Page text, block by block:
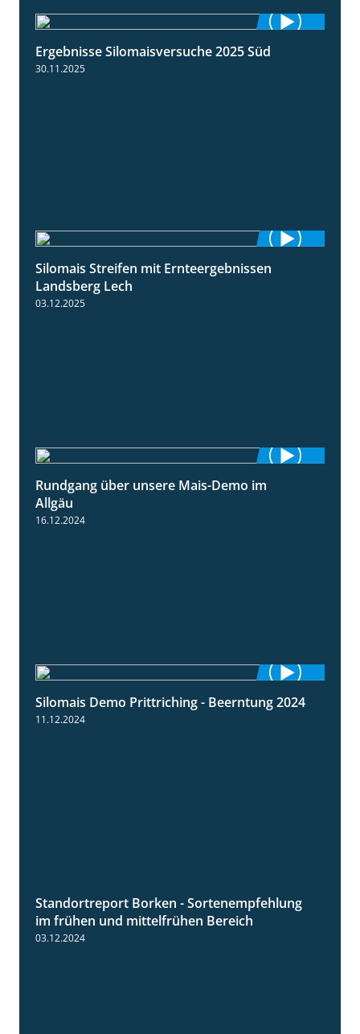
Ergebnisse Silomaisversuche 2025 Süd
30.11.2025
11:01
Silomais Streifen mit Ernteergebnissen
Landsberg Lech
03.12.2025
Rundgang über unsere Mais-Demo im
Allgäu
16.12.2024
12:28
Silomais Demo Prittriching - Beerntung 2024
11.12.2024
7:53
Standortreport Borken - Sortenempfehlung
im frühen und mittelfrühen Bereich
03.12.2024